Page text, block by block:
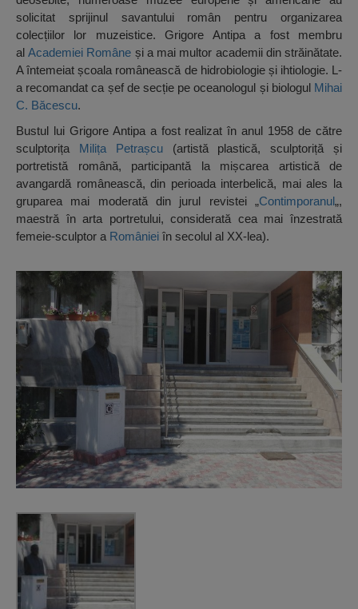
solicitat sprijinul savantului român pentru organizarea
colecțiilor lor muzeistice. Grigore Antipa a fost membru
alAcademiei Române și a mai multor academii din străinătate.
A întemeiat școala românească de hidrobiologie și ihtiologie. L-
a recomandat ca șef de secție pe oceanologul și biologul Mihai
C. Băcescu.
Bustul lui Grigore Antipa a fost realizat în anul 1958 de către
sculptorița Milița Petrașcu(artistă plastică, sculptoriță și
portretistă română, participantă la mișcarea artistică de
avangardă românească, din perioada interbelică, mai ales la
gruparea mai moderată din jurul revistei „Contimporanul„,
maestră în arta portretului, considerată cea mai înzestrată
femeie-sculptor a României în secolul al XX-lea).